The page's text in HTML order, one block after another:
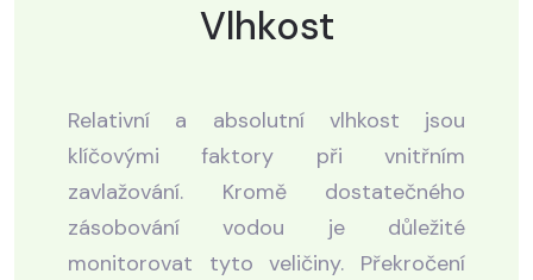
Vlhkost
Relativní a absolutní vlhkost jsou
klíčovými faktory při vnitřním
zavlažování. Kromě dostatečného
zásobování vodou je důležité
monitorovat tyto veličiny. Překročení